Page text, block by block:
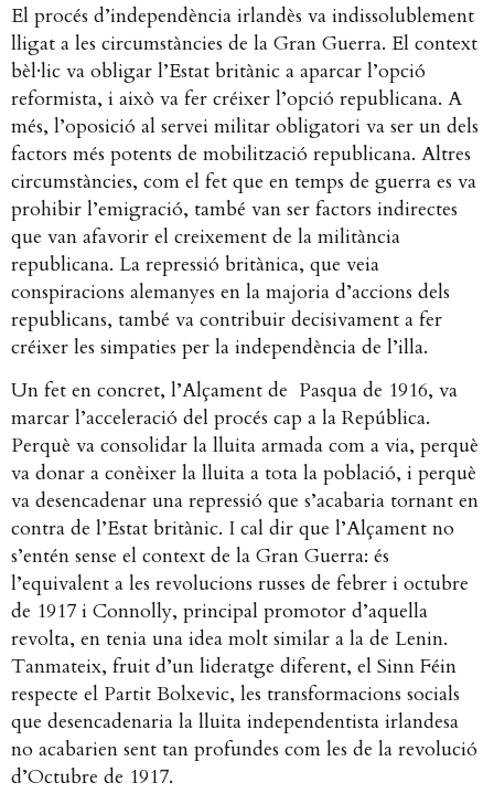
El procés d’independència irlandès va indissolublement
lligat a les circumstàncies de la Gran Guerra. El context
bèl·lic va obligar l’Estat britànic a aparcar l’opció
reformista, i això va fer créixer l’opció republicana. A
més, l’oposició al servei militar obligatori va ser un dels
factors més potents de mobilització republicana. Altres
circumstàncies, com el fet que en temps de guerra es va
prohibir l’emigració, també van ser factors indirectes
que van afavorir el creixement de la militància
republicana. La repressió britànica, que veia
conspiracions alemanyes en la majoria d’accions dels
republicans, també va contribuir decisivament a fer
créixer les simpaties per la independència de l’illa.
Un fet en concret, l’Alçament de Pasqua de 1916, va
marcar l’acceleració del procés cap a la República.
Perquè va consolidar la lluita armada com a via, perquè
va donar a conèixer la lluita a tota la població, i perquè
va desencadenar una repressió que s’acabaria tornant en
contra de l’Estat britànic. I cal dir que l’Alçament no
s’entén sense el context de la Gran Guerra: és
l’equivalent a les revolucions russes de febrer i octubre
de 1917 i Connolly, principal promotor d’aquella
revolta, en tenia una idea molt similar a la de Lenin.
Tanmateix, fruit d’un lideratge diferent, el Sinn Féin
respecte el Partit Bolxevic, les transformacions socials
que desencadenaria la lluita independentista irlandesa
no acabarien sent tan profundes com les de la revolució
d’Octubre de 1917.